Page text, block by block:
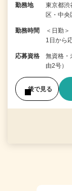
勤務地
東京都渋
区・中
勤務時間
＜日勤
1日から
応募資格
無資格・
由2号）
後で見る